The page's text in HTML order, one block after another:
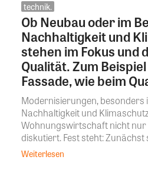
technik.
Ob Neubau oder im
Nachhaltigkeit und
stehen im Fokus und
Qualität. Zum
Fassade, wie beim
Modernisierungen,
Nachhaltigkeit und
Wohnungswirtschaft nicht nur
diskutiert. Fest steht: Zunächst
Weiterlesen